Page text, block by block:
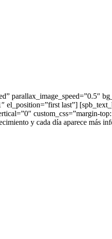
parallax_image_speed=”0.5″
last”]
custom_css=”margin-
y cada día aparece más